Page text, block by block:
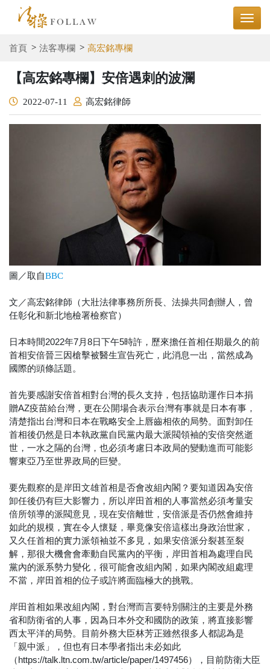
首頁 法客專欄 高宏銘專欄
【高宏銘專欄】安倍遇刺的波瀾
2022-07-11 高宏銘律師
圖／取自BBC
文／高宏銘律師（大壯法律事務所所長、法操共同創辦人，曾
任彰化和新北地檢署檢察官）
日本時間2022年7月8日下午5時許，歷來擔任首相任期最久的前
首相安倍晉三因槍擊被醫生宣告死亡，此消息一出，當然成為
國際的頭條話題。
首先要感謝安倍首相對台灣的長久支持，包括協助運作日本捐
贈AZ疫苗給台灣，更在公開場合表示台灣有事就是日本有事，
清楚指出台灣和日本在戰略安全上唇齒相依的局勢。面對卸任
首相後仍然是日本執政黨自民黨內最大派閥領袖的安倍突然逝
世，一水之隔的台灣，也必須考慮日本政局的變動進而可能影
響東亞乃至世界政局的巨變。
要先觀察的是岸田文雄首相是否會改組內閣？要知道因為安倍
卸任後仍有巨大影響力，所以岸田首相的人事當然必須考量安
倍所領導的派閥意見，現在安倍離世，安倍派是否仍然會維持
如此的規模，實在令人懷疑，畢竟像安倍這樣出身政治世家，
又久任首相的實力派領袖並不多見，如果安倍派分裂甚至裂
解，那很大機會會牽動自民黨內的平衡，岸田首相為處理自民
黨內的派系勢力變化，很可能會改組內閣，如果內閣改組處理
不當，岸田首相的位子或許將面臨極大的挑戰。
岸田首相如果改組內閣，對台灣而言要特別關注的主要是外務
省和防衛省的人事，因為日本外交和國防的政策，將直接影響
西太平洋的局勢。目前外務大臣林芳正雖然很多人都認為是
「親中派」，但也有日本學者指出未必如此
（https://talk.ltn.com.tw/article/paper/1497456），目前防衛大臣